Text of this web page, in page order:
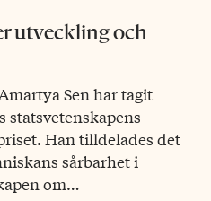
utveckling och
Sen har tagit
statsvetenskapens
Han tilldelades det
sårbarhet i
om…